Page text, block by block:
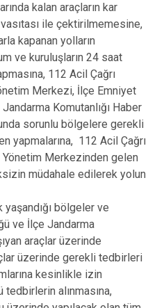
kalan araçların kar
ile çektirilmemesine,
kapanan yolların
ve kuruluşların 24 saat
112 Acil Çağrı
Merkezi, İlçe Emniyet
Komutanlığı Haber
sorunlu bölgelere gerekli
yapmalarına, 112 Acil Çağrı
Merkezinden gelen
müdahale edilerek yolun
bölgeler ve
ve İlçe Jandarma
araçlar üzerinde
üzerinde gerekli tedbirleri
kesinlikle izin
alınmasına,